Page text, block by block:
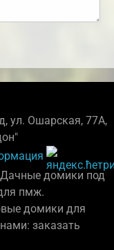
ул. Ошарская, 77А,
домики под
пмж.
домики для
заказать